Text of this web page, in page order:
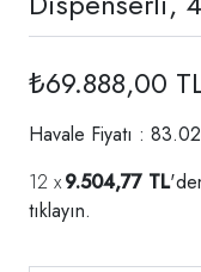
₺69.888,00
Havale Fiyatı :
9.504,77 TL
tıklayın.